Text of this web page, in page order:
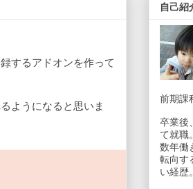
するアドオンを作って
ようになると思いま
自己紹
前期課
卒業後
て就職
数年働
転向す
い経歴。